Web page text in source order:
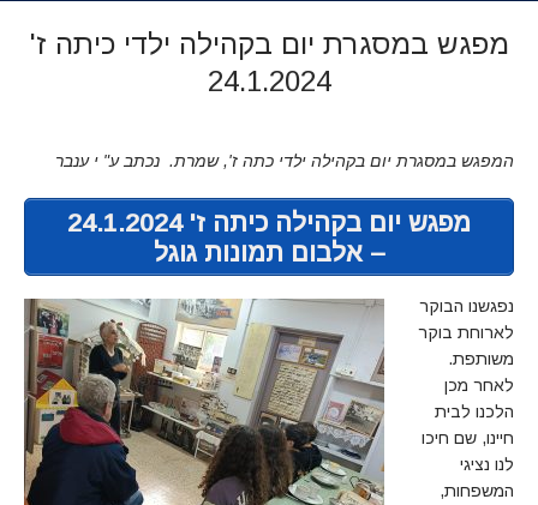
מפגש במסגרת יום בקהילה ילדי כיתה ז'
24.1.2024
המפגש במסגרת יום בקהילה ילדי כתה ז', שמרת. נכתב ע" י ענבר
מפגש יום בקהילה כיתה ז' 24.1.2024
– אלבום תמונות גוגל
נפגשנו הבוקר
לארוחת בוקר
משותפת.
לאחר מכן
הלכנו לבית
חיינו, שם חיכו
לנו נציגי
המשפחות,